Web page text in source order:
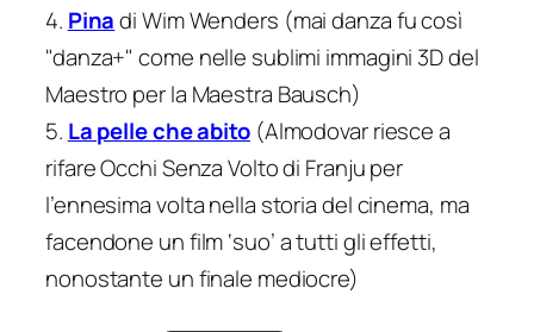
4. Pinadi Wim Wenders (mai danza fu così
"danza+" come nelle sublimi immagini 3D del
Maestro per la Maestra Bausch)
5. La pelle che abito(Almodovar riesce a
rifare Occhi Senza Volto di Franju per
l’ennesima volta nella storia del cinema, ma
facendone un film ‘suo’ a tutti gli effetti,
nonostante un finale mediocre)